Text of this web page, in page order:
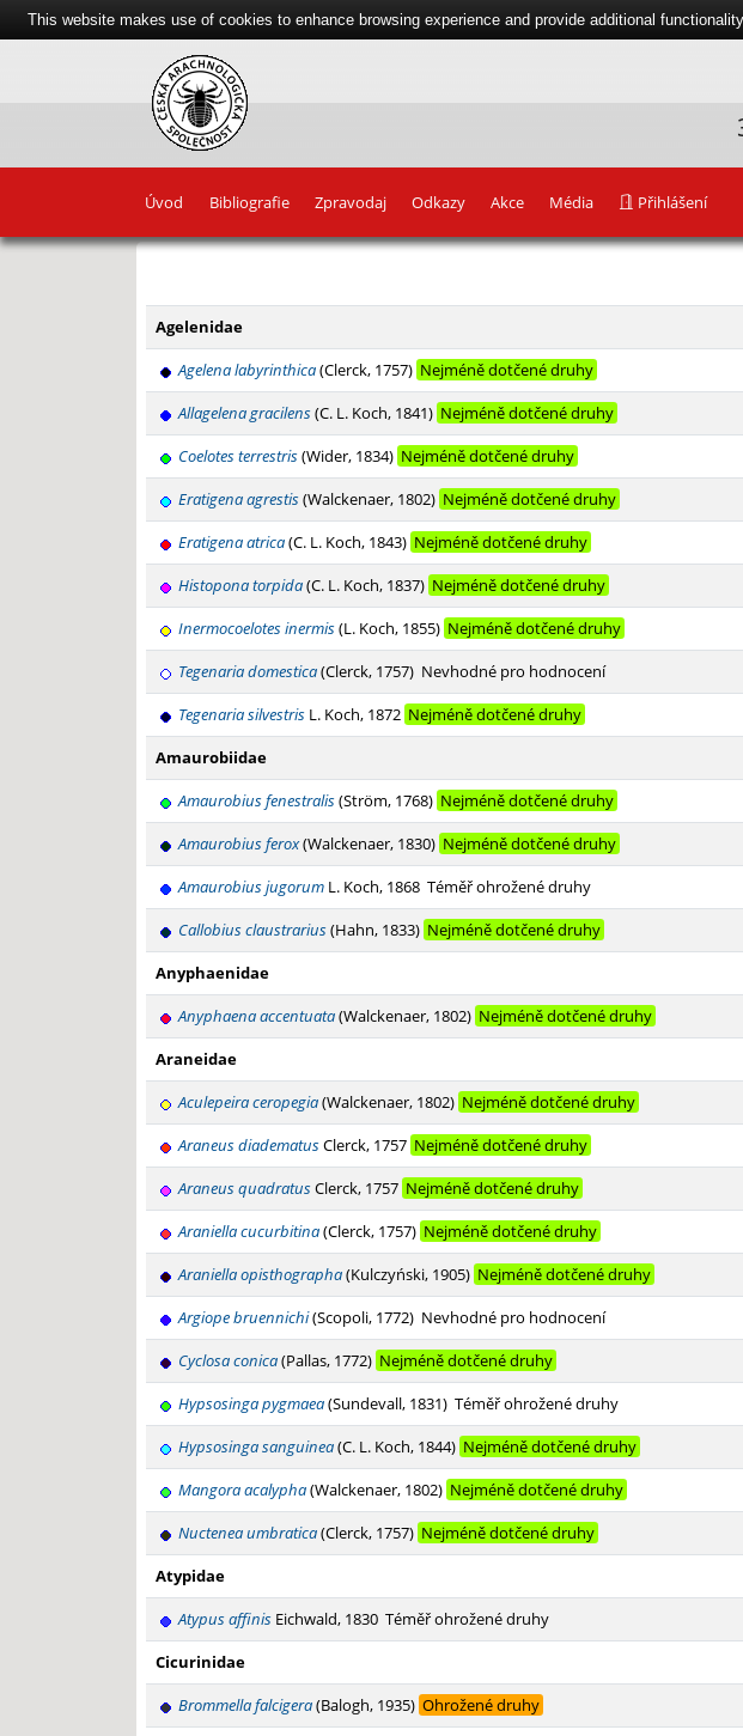
Úvod Bibliografie Zpravodaj Odkazy Akce Média Přihlášení
−
Agelenidae
Agelena labyrinthica(Clerck, 1757) Nejméně dotčené druhy
Allagelena gracilens(C. L. Koch, 1841) Nejméně dotčené druhy
Coelotes terrestris(Wider, 1834) Nejméně dotčené druhy
Eratigena agrestis(Walckenaer, 1802) Nejméně dotčené druhy
Eratigena atrica(C. L. Koch, 1843) Nejméně dotčené druhy
Histopona torpida(C. L. Koch, 1837) Nejméně dotčené druhy
Inermocoelotes inermis(L. Koch, 1855) Nejméně dotčené druhy
Tegenaria domestica(Clerck, 1757) Nevhodné pro hodnocení
Tegenaria silvestris L. Koch, 1872 Nejméně dotčené druhy
Amaurobiidae
Amaurobius fenestralis(Ström, 1768) Nejméně dotčené druhy
Amaurobius ferox(Walckenaer, 1830) Nejméně dotčené druhy
Amaurobius jugorum L. Koch, 1868 Téměř ohrožené druhy
Callobius claustrarius(Hahn, 1833) Nejméně dotčené druhy
Anyphaenidae
Anyphaena accentuata(Walckenaer, 1802) Nejméně dotčené druhy
Araneidae
Aculepeira ceropegia(Walckenaer, 1802) Nejméně dotčené druhy
Araneus diadematusClerck, 1757 Nejméně dotčené druhy
Araneus quadratusClerck, 1757 Nejméně dotčené druhy
Araniella cucurbitina(Clerck, 1757) Nejméně dotčené druhy
Araniella opisthographa(Kulczyński, 1905) Nejméně dotčené druhy
Argiope bruennichi(Scopoli, 1772) Nevhodné pro hodnocení
Cyclosa conica(Pallas, 1772) Nejméně dotčené druhy
Hypsosinga pygmaea(Sundevall, 1831) Téměř ohrožené druhy
Hypsosinga sanguinea(C. L. Koch, 1844) Nejméně dotčené druhy
Mangora acalypha(Walckenaer, 1802) Nejméně dotčené druhy
Nuctenea umbratica(Clerck, 1757) Nejméně dotčené druhy
Atypidae
Atypus affinis Eichwald, 1830 Téměř ohrožené druhy
Cicurinidae
Brommella falcigera(Balogh, 1935) Ohrožené druhy
This website makes use of cookies to enhance browsing experience and provide additional